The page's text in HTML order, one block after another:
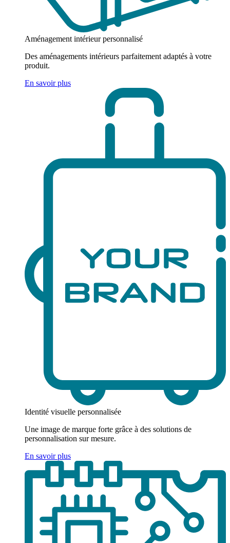
Aménagement intérieur personnalisé
Des aménagements intérieurs parfaitement adaptés à votre
produit.
En savoir plus
Identité visuelle personnalisée
Une image de marque forte grâce à des solutions de
personnalisation sur mesure.
En savoir plus